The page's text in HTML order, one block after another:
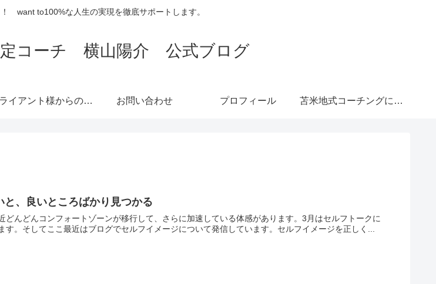
want to100%な人生の実現を徹底サポートします。
定コーチ 横山陽介 公式ブログ
イアント様からのご お問い合わせ プロフィール 苫米地式コーチングにつ
と、良いところばかり見つかる
どんどんコンフォートゾーンが移行して、さらに加速している体感があります。3月はセルフトークに
す。そしてここ最近はブログでセルフイメージについて発信しています。セルフイメージを正しく...